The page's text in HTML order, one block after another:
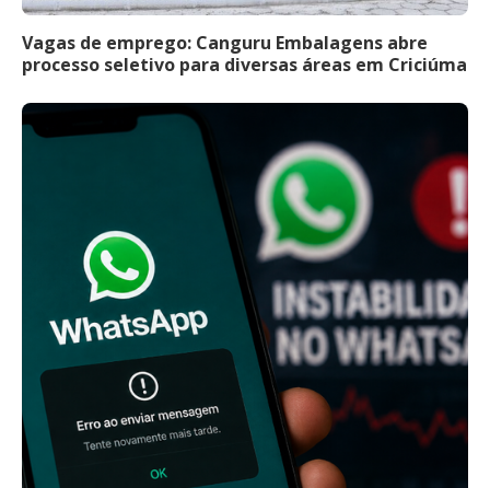
Vagas de emprego: Canguru Embalagens abre
processo seletivo para diversas áreas em Criciúma